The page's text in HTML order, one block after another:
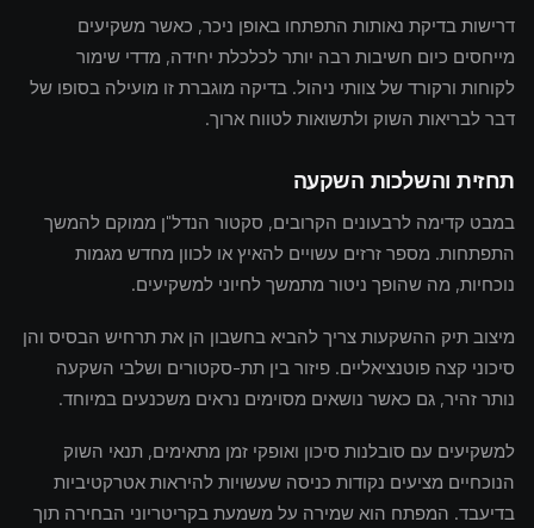
דרישות בדיקת נאותות התפתחו באופן ניכר, כאשר משקיעים
מייחסים כיום חשיבות רבה יותר לכלכלת יחידה, מדדי שימור
לקוחות ורקורד של צוותי ניהול. בדיקה מוגברת זו מועילה בסופו של
דבר לבריאות השוק ולתשואות לטווח ארוך.
תחזית והשלכות השקעה
במבט קדימה לרבעונים הקרובים, סקטור הנדל"ן ממוקם להמשך
התפתחות. מספר זרזים עשויים להאיץ או לכוון מחדש מגמות
נוכחיות, מה שהופך ניטור מתמשך לחיוני למשקיעים.
מיצוב תיק ההשקעות צריך להביא בחשבון הן את תרחיש הבסיס והן
סיכוני קצה פוטנציאליים. פיזור בין תת-סקטורים ושלבי השקעה
נותר זהיר, גם כאשר נושאים מסוימים נראים משכנעים במיוחד.
למשקיעים עם סובלנות סיכון ואופקי זמן מתאימים, תנאי השוק
הנוכחיים מציעים נקודות כניסה שעשויות להיראות אטרקטיביות
בדיעבד. המפתח הוא שמירה על משמעת בקריטריוני הבחירה תוך